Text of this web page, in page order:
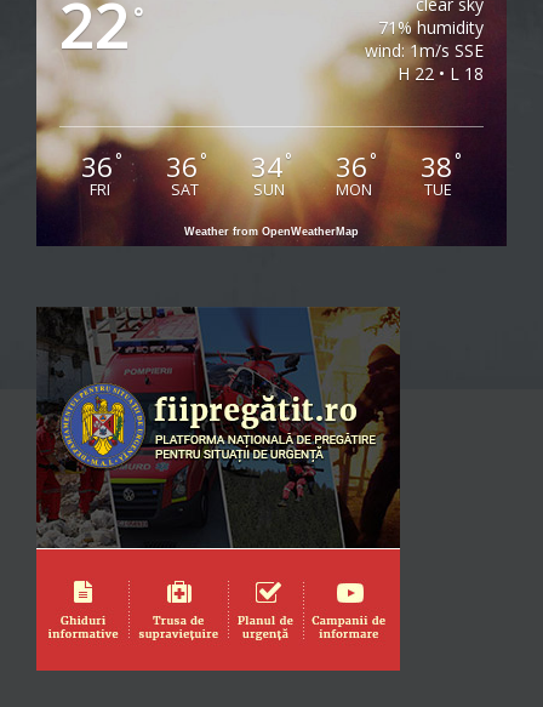
22°
71% humidity
wind: 1m/s SSE
H 22 • L 18
36°
FRI
36°
SAT
34°
SUN
36°
MON
38°
TUE
Weather from OpenWeatherMap